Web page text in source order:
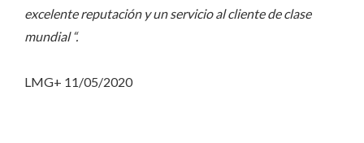
excelente reputación y un servicio al cliente de clase
mundial “.
LMG+ 11/05/2020